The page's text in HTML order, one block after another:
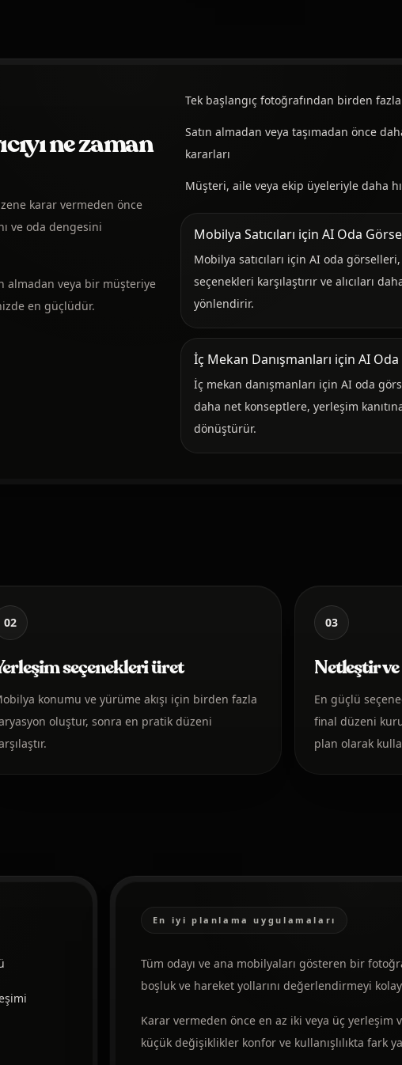
ne zaman
karar vermeden önce
ve oda dengesini
almadan veya bir müşteriye
en güçlüdür.
Tek başlangıç fotoğrafından birden
Satın almadan veya taşımadan önce
kararları
Müşteri, aile veya ekip üyeleriyle daha
Mobilya Satıcıları için AI Oda
Mobilya satıcıları için AI oda
seçenekleri karşılaştırır ve alıcıları
yönlendirir.
İç Mekan Danışmanları için AI
İç mekan danışmanları için AI oda
daha net konseptlere, yerleşim
dönüştürür.
02
seçenekleri üret
konumu ve yürüme akışı için birden fazla
oluştur, sonra en pratik düzeni
03
Netleştir
En güçlü
final düzeni
plan olarak
En iyi planlama uygulamaları
Tüm odayı ve ana mobilyaları gösteren bir
boşluk ve hareket yollarını değerlendirmeyi
Karar vermeden önce en az iki veya üç yerleşim
küçük değişiklikler konfor ve kullanışlılıkta fark